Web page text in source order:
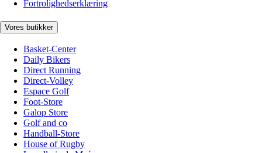
Fortrolighedserklæring
Vores butikker
Basket-Center
Daily Bikers
Direct Running
Direct-Volley
Espace Golf
Foot-Store
Galop Store
Golf and co
Handball-Store
House of Rugby